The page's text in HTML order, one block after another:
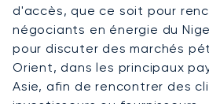
d'accès, que ce soit pour
négociants en énergie du
pour discuter des marchés
Orient, dans les principaux
Asie, afin de rencontrer des